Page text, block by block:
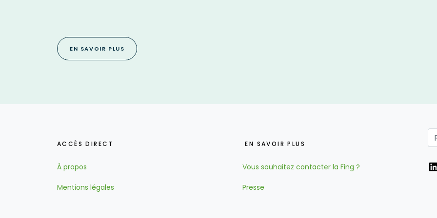
EN SAVOIR PLUS
ACCÈS DIRECT
À propos
Mentions légales
EN SAVOIR PLUS
Vous souhaitez contacter la Fing ?
Presse